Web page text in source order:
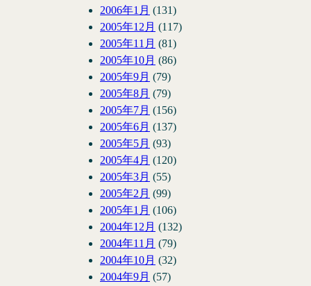
2006年1月 (131)
2005年12月 (117)
2005年11月 (81)
2005年10月 (86)
2005年9月 (79)
2005年8月 (79)
2005年7月 (156)
2005年6月 (137)
2005年5月 (93)
2005年4月 (120)
2005年3月 (55)
2005年2月 (99)
2005年1月 (106)
2004年12月 (132)
2004年11月 (79)
2004年10月 (32)
2004年9月 (57)